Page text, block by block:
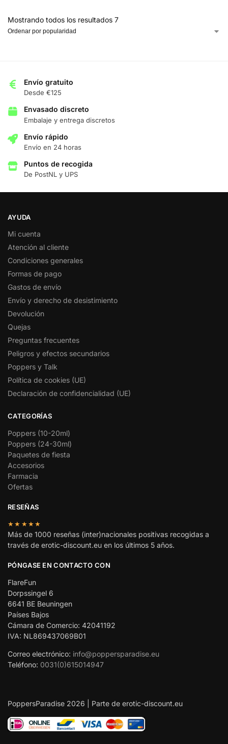
Mostrando todos los resultados 7
Envío gratuito
Desde €125
Envasado discreto
Embalaje y entrega discretos
Envío rápido
Envío en 24 horas
Puntos de recogida
De PostNL y UPS
AYUDA
Mi cuenta
Atención al cliente
Condiciones generales
Formas de pago
Gastos de envío
Envío y derecho de desistimiento
Devolución
Quejas
Preguntas frecuentes
Peligros y efectos secundarios
Poppers y Talk
Política de cookies (UE)
Declaración de confidencialidad (UE)
CATEGORÍAS
Poppers (10-20ml)
Poppers (24-30ml)
Paquetes de fiesta
Accesorios
Farmacia
Ofertas
RESEÑAS
★★★★★
Más de 1000 reseñas (inter)nacionales positivas recogidas a
través de erotic-discount.eu en los últimos 5 años.
PÓNGASE EN CONTACTO CON
FlareFun
Dorpssingel 6
6641 BE Beuningen
Países Bajos
Cámara de Comercio: 42041192
IVA: NL869437069B01
Correo electrónico: info@poppersparadise.eu
Teléfono: 0031(0)615014947
PoppersParadise 2026 | Parte de erotic-discount.eu